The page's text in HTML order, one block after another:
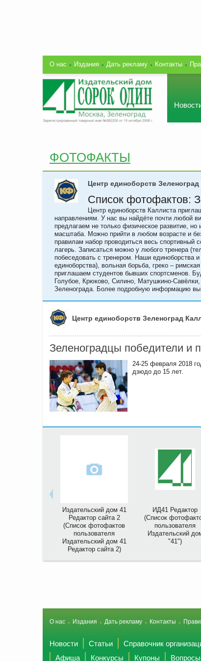
О нас Издания Дать рекламу Контакты
ФОТОФАКТЫ
Центр единоборств Зеленоград
Список фотофактов:
Центр единоборств Каллиста
направлениям. У нас вы найдёте почти любой
предлагаем не только физическое развитие,
масштаба. Можно прийти в любом возрасте и
правилам набор проводиться весь спортивный
лагерь. Записаться можно у любого тренера
побеседовать с тренером. Наши единоборства
единоборства), вольная борьба, греко –
приглашаем студентов бывших спортсменов.
Голубое, Крюково, Силино, Матушкино-
Зеленограда. Более подробную информацию вы
Центр единоборств Зеленоград
Зеленоградцы победители и
24-25 февраля 2018
дзюдо до 15 лет.
Издательский дом 41
Редактор сайта 2
(Список фотофактов
пользователя
Издательский дом 41
Редактор сайта 2)
ИД41 Редактор
(Список
пользователя
Издательский
"41")
О нас Издания Дать рекламу Контакты
Новости Статьи Справочник
Афиша
Конкурсы Купоны